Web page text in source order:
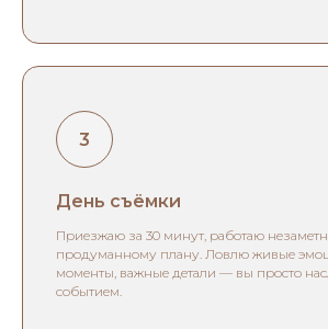
День съёмки
Приезжаю за 30 минут, работаю
продуманному плану. Ловлю живые
моменты, важные детали — вы просто
событием.